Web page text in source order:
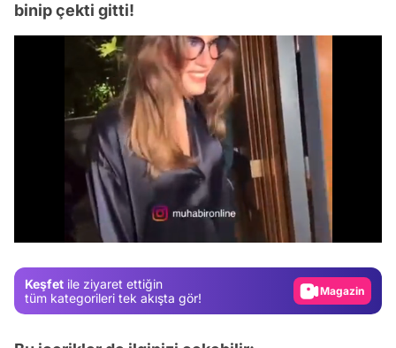
binip çekti gitti!
Keşfet ile ziyaret ettiğin
tüm kategorileri tek akışta gör!
Gündem
Magazin
Video